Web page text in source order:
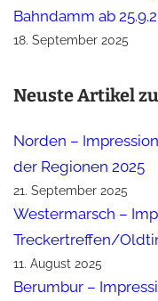
Bahndamm ab
18. September 2025
Neuste Artikel
Norden –
der Regionen 2025
21. September 2025
Westermarsch –
Treckertreffen/
11. August 2025
Berumbur –